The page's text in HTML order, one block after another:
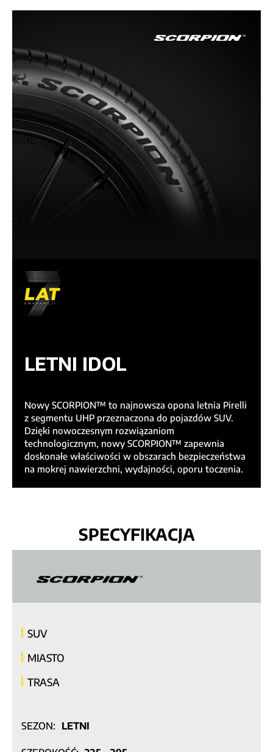
LETNI IDOL
Nowy SCORPION™ to najnowsza opona letnia Pirelli
z segmentu UHP przeznaczona do pojazdów SUV.
Dzięki nowoczesnym rozwiązaniom
technologicznym, nowy SCORPION™ zapewnia
doskonałe właściwości w obszarach bezpieczeństwa
na mokrej nawierzchni, wydajności, oporu toczenia.
SPECYFIKACJA
SUV
MIASTO
TRASA
SEZON: LETNI